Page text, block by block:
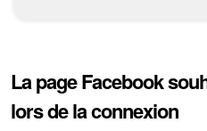
Sites
Boutique en ligne
La page Facebook
lors de la connexion